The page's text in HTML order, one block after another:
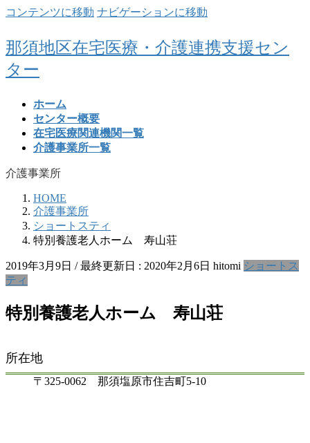
コンテンツに移動 ナビゲーションに移動
那須地区在宅医療・介護連携支援セン
ター
ホーム
センター概要
在宅医療関連機関一覧
介護事業所一覧
介護事業所
HOME
介護事業所
ショートスティ
特別養護老人ホーム 寿山荘
2019年3月9日 / 最終更新日 : 2020年2月6日 hitomi ショートス
ティ
特別養護老人ホーム 寿山荘
所在地
〒325-0062 那須塩原市住吉町5-10